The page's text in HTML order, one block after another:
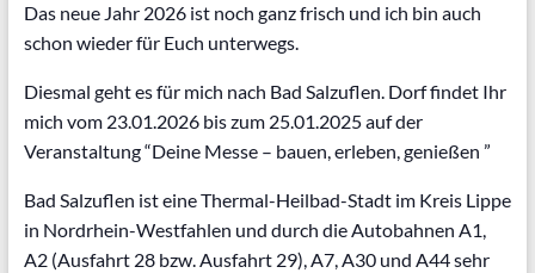
Das neue Jahr 2026 ist noch ganz frisch und ich bin auch
schon wieder für Euch unterwegs.
Diesmal geht es für mich nach Bad Salzuflen. Dorf findet Ihr
mich vom 23.01.2026 bis zum 25.01.2025 auf der
Veranstaltung “Deine Messe – bauen, erleben, genießen ”
Bad Salzuflen ist eine Thermal-Heilbad-Stadt im Kreis Lippe
in Nordrhein-Westfahlen und durch die Autobahnen A1,
A2 (Ausfahrt 28 bzw. Ausfahrt 29), A7, A30 und A44 sehr